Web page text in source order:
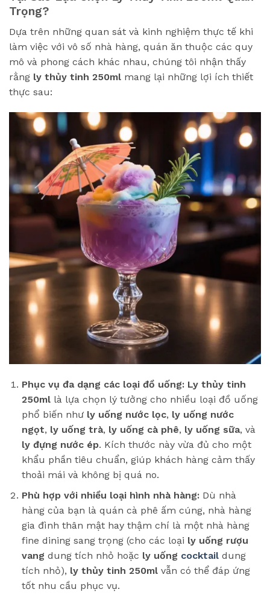
Trọng?
Dựa trên những quan sát và kinh nghiệm thực tế khi
làm việc với vô số nhà hàng, quán ăn thuộc các quy
mô và phong cách khác nhau, chúng tôi nhận thấy
rằng ly thủy tinh 250ml mang lại những lợi ích thiết
thực sau:
Phục vụ đa dạng các loại đồ uống: Ly thủy tinh
250mllà lựa chọn lý tưởng cho nhiều loại đồ uống
phổ biến như ly uống nước lọc, ly uống nước
ngọt, ly uống trà, ly uống cà phê, ly uống sữa, và
ly đựng nước ép. Kích thước này vừa đủ cho một
khẩu phần tiêu chuẩn, giúp khách hàng cảm thấy
thoải mái và không bị quá no.
Phù hợp với nhiều loại hình nhà hàng:Dù nhà
hàng của bạn là quán cà phê ấm cúng, nhà hàng
gia đình thân mật hay thậm chí là một nhà hàng
fine dining sang trọng (cho các loại ly uống rượu
vang dung tích nhỏ hoặc ly uống cocktaildung
tích nhỏ), ly thủy tinh 250mlvẫn có thể đáp ứng
tốt nhu cầu phục vụ.